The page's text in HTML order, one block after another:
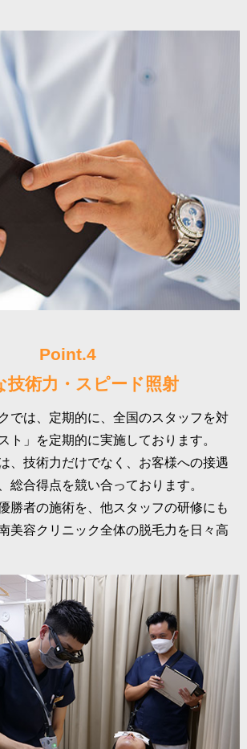
Point.4
技術力・スピード照射
では、定期的に、全国のスタッフを対
ト」を定期的に実施しております。
、技術力だけでなく、お客様への接遇
総合得点を競い合っております。
勝者の施術を、他スタッフの研修にも
美容クリニック全体の脱毛力を日々高